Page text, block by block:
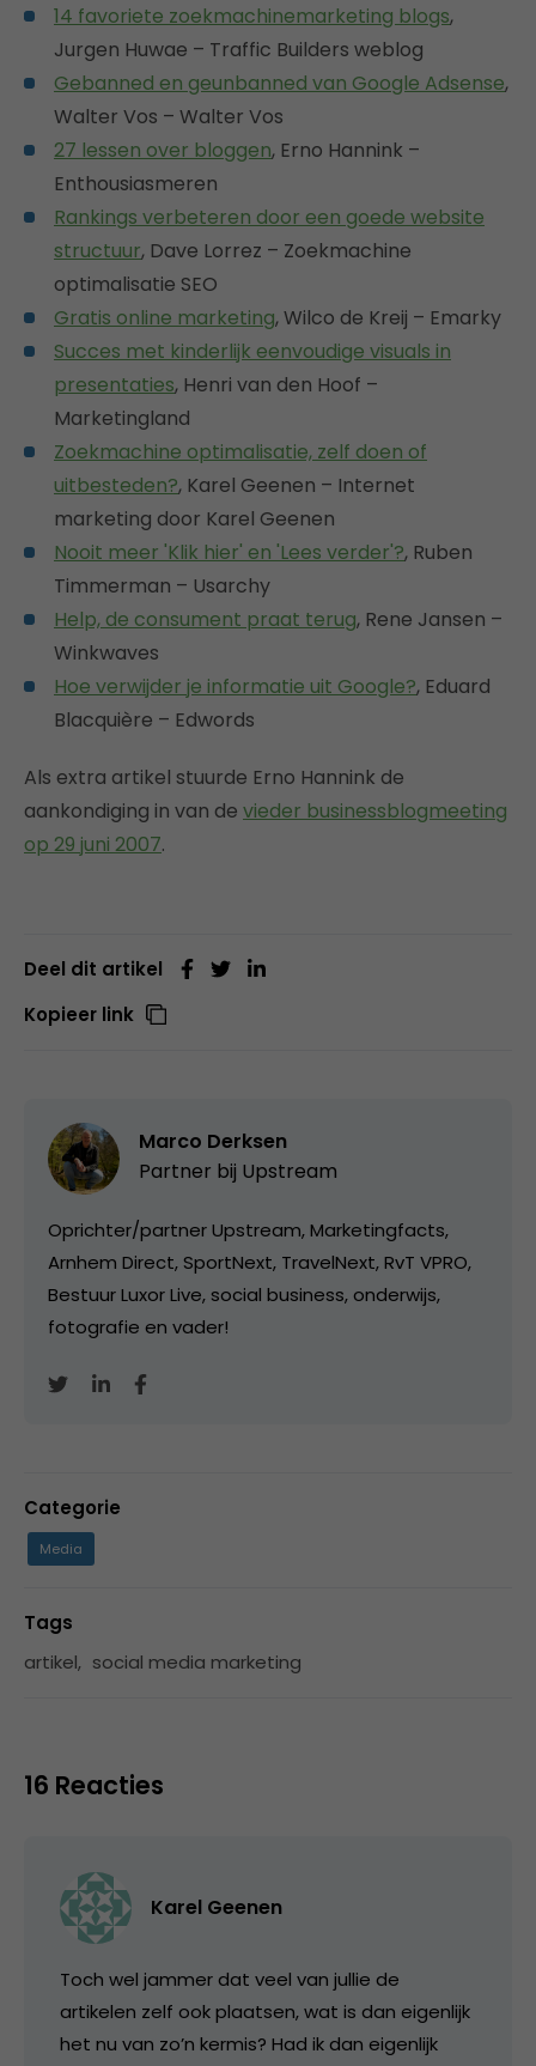
14 favoriete zoekmachinemarketing blogs,
Jurgen Huwae – Traffic Builders weblog
Gebanned en geunbanned van Google Adsense,
Walter Vos – Walter Vos
27 lessen over bloggen, Erno Hannink –
Enthousiasmeren
Rankings verbeteren door een goede website
structuur, Dave Lorrez – Zoekmachine
optimalisatie SEO
Gratis online marketing, Wilco de Kreij – Emarky
Succes met kinderlijk eenvoudige visuals in
presentaties, Henri van den Hoof –
Marketingland
Zoekmachine optimalisatie, zelf doen of
uitbesteden?, Karel Geenen – Internet
marketing door Karel Geenen
Nooit meer 'Klik hier' en 'Lees verder'?, Ruben
Timmerman – Usarchy
Help, de consument praat terug, Rene Jansen –
Winkwaves
Hoe verwijder je informatie uit Google?, Eduard
Blacquière – Edwords
Als extra artikel stuurde Erno Hannink de
aankondiging in van de vieder businessblogmeeting
op 29 juni 2007.
Deel dit artikel
Kopieer link
Marco Derksen
Partner bij Upstream
Oprichter/partner Upstream, Marketingfacts,
Arnhem Direct, SportNext, TravelNext, RvT VPRO,
Bestuur Luxor Live, social business, onderwijs,
fotografie en vader!
Categorie
Media
Tags
artikel, social media marketing
16 Reacties
Karel Geenen
Toch wel jammer dat veel van jullie de
artikelen zelf ook plaatsen, wat is dan eigenlijk
het nu van zo’n kermis? Had ik dan eigenlijk